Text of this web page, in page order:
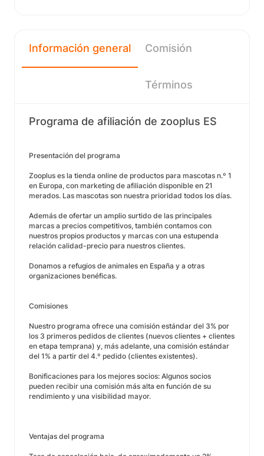
Información general Comisión
Términos
Programa de afiliación de zooplus ES
Presentación del programa
Zooplus es la tienda online de productos para mascotas n.º 1
en Europa, con marketing de afiliación disponible en 21
merados. Las mascotas son nuestra prioridad todos los días.
Además de ofertar un amplio surtido de las principales
marcas a precios competitivos, también contamos con
nuestros propios productos y marcas con una estupenda
relación calidad-precio para nuestros clientes.
Donamos a refugios de animales en España y a otras
organizaciones benéficas.
Comisiones
Nuestro programa ofrece una comisión estándar del 3% por
los 3 primeros pedidos de clientes (nuevos clientes + clientes
en etapa temprana) y, más adelante, una comisión estándar
del 1% a partir del 4.º pedido (clientes existentes).
Bonificaciones para los mejores socios: Algunos socios
pueden recibir una comisión más alta en función de su
rendimiento y una visibilidad mayor.
Ventajas del programa